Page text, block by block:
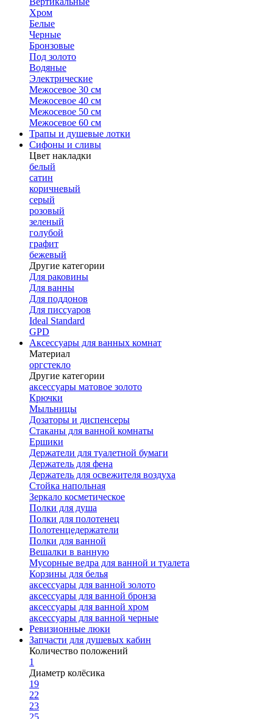
Хром
Белые
Черные
Бронзовые
Под золото
Водяные
Электрические
Межосевое 30 см
Межосевое 40 см
Межосевое 50 см
Межосевое 60 см
Трапы и душевые лотки
Сифоны и сливы
Цвет накладки
белый
сатин
коричневый
серый
розовый
зеленый
голубой
графит
бежевый
Другие категории
Для раковины
Для ванны
Для поддонов
Для писсуаров
Ideal Standard
GPD
Аксессуары для ванных комнат
Материал
оргстекло
Другие категории
аксессуары матовое золото
Крючки
Мыльницы
Дозаторы и диспенсеры
Стаканы для ванной комнаты
Ершики
Держатели для туалетной бумаги
Держатель для фена
Держатель для освежителя воздуха
Стойка напольная
Зеркало косметическое
Полки для душа
Полки для полотенец
Полотенцедержатели
Полки для ванной
Вешалки в ванную
Мусорные ведра для ванной и туалета
Корзины для белья
аксессуары для ванной золото
аксессуары для ванной бронза
аксессуары для ванной хром
аксессуары для ванной черные
Ревизионные люки
Запчасти для душевых кабин
Количество положений
1
Диаметр колёсика
19
22
23
25